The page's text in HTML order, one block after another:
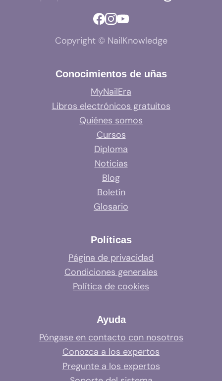
Copyright © NailKnowledge
Conocimientos de uñas
MyNailEra
Libros electrónicos gratuitos
Quiénes somos
Cursos
Diploma
Noticias
Blog
Boletín
Glosario
Políticas
Página de privacidad
Condiciones generales
Política de cookies
Ayuda
Póngase en contacto con nosotros
Conozca a los expertos
Pregunte a los expertos